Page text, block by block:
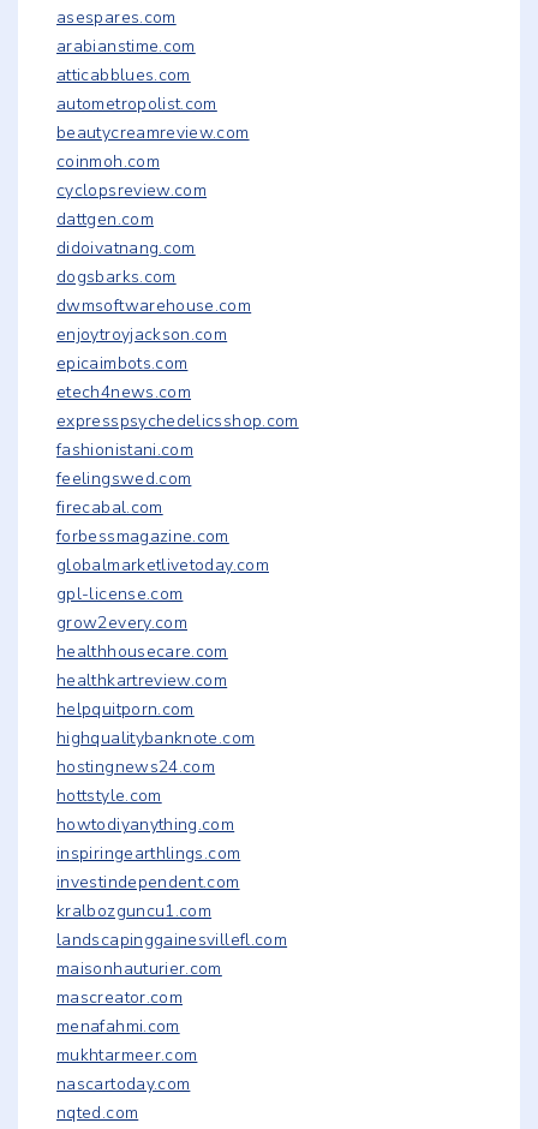
asespares.com
arabianstime.com
atticabblues.com
autometropolist.com
beautycreamreview.com
coinmoh.com
cyclopsreview.com
dattgen.com
didoivatnang.com
dogsbarks.com
dwmsoftwarehouse.com
enjoytroyjackson.com
epicaimbots.com
etech4news.com
expresspsychedelicsshop.com
fashionistani.com
feelingswed.com
firecabal.com
forbessmagazine.com
globalmarketlivetoday.com
gpl-license.com
grow2every.com
healthhousecare.com
healthkartreview.com
helpquitporn.com
highqualitybanknote.com
hostingnews24.com
hottstyle.com
howtodiyanything.com
inspiringearthlings.com
investindependent.com
kralbozguncu1.com
landscapinggainesvillefl.com
maisonhauturier.com
mascreator.com
menafahmi.com
mukhtarmeer.com
nascartoday.com
nqted.com